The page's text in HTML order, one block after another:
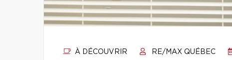
À DÉCOUVRIR RE/MAX QUÉBEC